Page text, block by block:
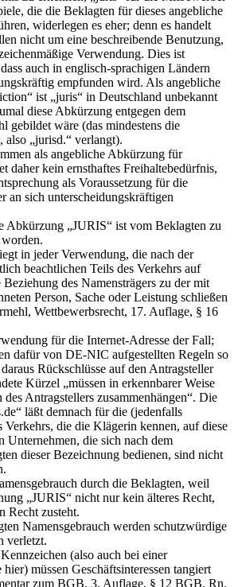
die die Beklagten für dieses angebliche
widerlegen es eher; denn es handelt
nicht um eine beschreibende Benutzung,
Verwendung. Dies ist
auch in englisch-sprachigen Ländern
empfunden wird. Als angebliche
ist „juris“ in Deutschland unbekannt
diese Abkürzung entgegen dem
gebildet wäre (das mindestens die
also „jurisd.“ verlangt).
als angebliche Abkürzung für
daher kein ernsthaftes Freihaltebedürfnis,
als Voraussetzung für die
an sich unterscheidungskräftigen
Abkürzung „JURIS“ ist vom Beklagten zu
in jeder Verwendung, die nach der
beachtlichen Teils des Verkehrs auf
des Namensträgers zu der mit
Person, Sache oder Leistung schließen
Wettbewerbsrecht, 17. Auflage, § 16
für die Internet-Adresse der Fall;
dafür von DE-NIC aufgestellten Regeln so
Rückschlüsse auf den Antragsteller
Kürzel „müssen in erkennbarer Weise
Antragstellers zusammenhängen“. Die
läßt demnach für die (jedenfalls
Verkehrs, die die Klägerin kennen, auf diese
Unternehmen, die sich nach dem
dieser Bezeichnung bedienen, sind nicht
durch die Beklagten, weil
„JURIS“ nicht nur kein älteres Recht,
Recht zusteht.
Namensgebrauch werden schutzwürdige
verletzt.
(also auch bei einer
müssen Geschäftsinteressen tangiert
zum BGB, 3. Auflage, § 12 BGB, Rn.